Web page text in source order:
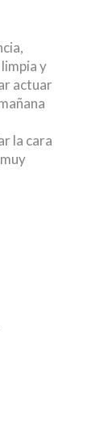
y
actuar
la cara